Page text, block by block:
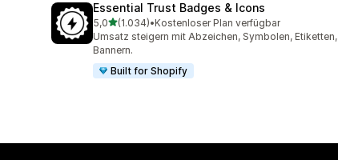
Essential Trust Badges & Icons
5,0von 5 Sternen
(1.034)
1034 Rezensionen insgesamt
•Kostenloser Plan verfügbar
Umsatz steigern mit Abzeichen, Symbolen, Etiketten,
Bannern.
Built for Shopify